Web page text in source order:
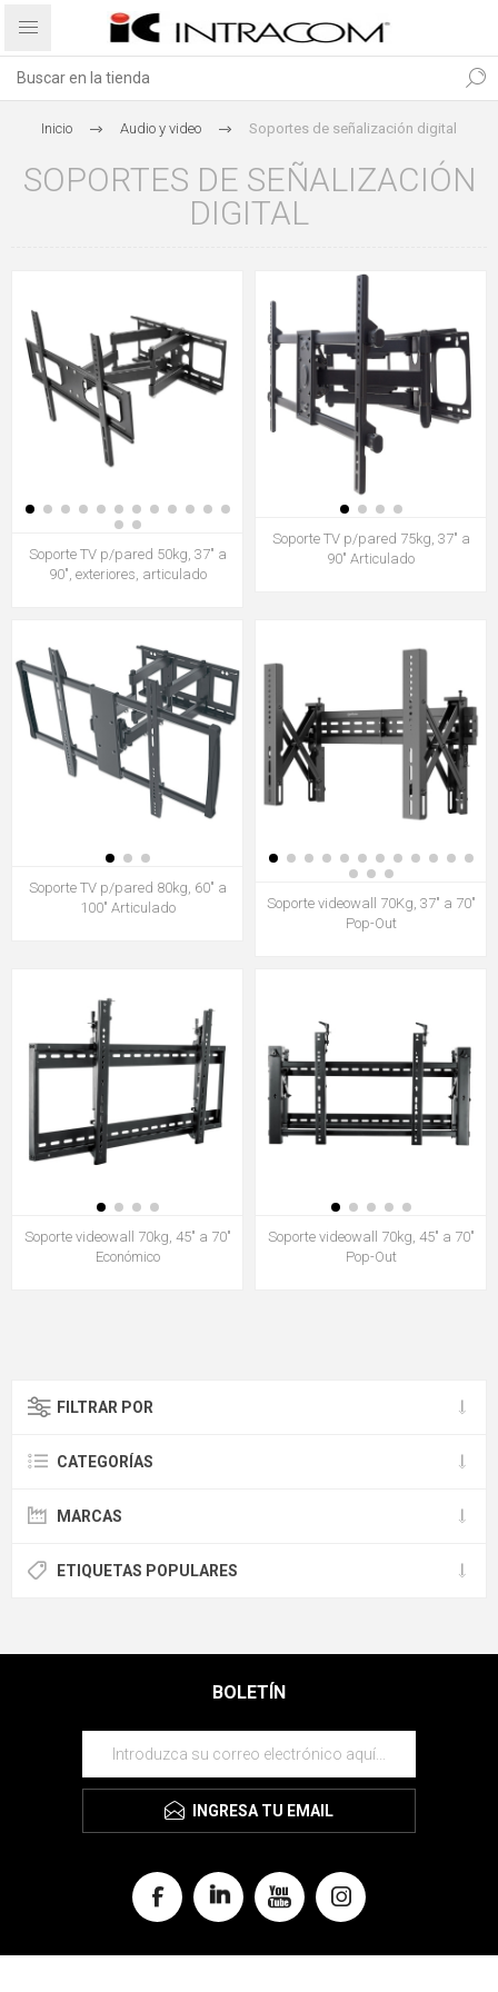
Inicio Audio y video Soportes de señalización digital
SOPORTES DE SEÑALIZACIÓN
DIGITAL
Soporte TV p/pared 50kg, 37" a
90", exteriores, articulado
Soporte TV p/pared 75kg, 37" a
90" Articulado
Soporte TV p/pared 80kg, 60" a
100" Articulado
Soporte videowall 70Kg, 37" a 70"
Pop-Out
Soporte videowall 70kg, 45" a 70"
Económico
Soporte videowall 70kg, 45" a 70"
Pop-Out
FILTRAR POR
CATEGORÍAS
MARCAS
ETIQUETAS POPULARES
BOLETÍN
INGRESA TU EMAIL